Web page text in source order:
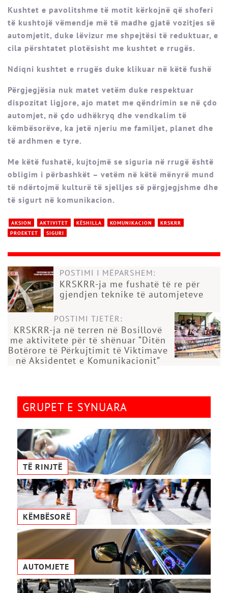
Kushtet e pavolitshme të motit kërkojnë që shoferi
të kushtojë vëmendje më të madhe gjatë vozitjes së
automjetit, duke lëvizur me shpejtësi të reduktuar, e
cila përshtatet plotësisht me kushtet e rrugës.
Ndiqni kushtet e rrugës duke klikuar në këtë fushë
Përgjegjësia nuk matet vetëm duke respektuar
dispozitat ligjore, ajo matet me qëndrimin se në çdo
automjet, në çdo udhëkryq dhe vendkalim të
këmbësorëve, ka jetë njeriu me familjet, planet dhe
të ardhmen e tyre.
Me këtë fushatë, kujtojmë se siguria në rrugë është
obligim i përbashkët – vetëm në këtë mënyrë mund
të ndërtojmë kulturë të sjelljes së përgjegjshme dhe
të sigurt në komunikacion.
AKSION AKTIVITET KËSHILLA KOMUNIKACION
KRSKRR
PROEKTET
SIGURI
POSTIMI I MËPARSHEM:
KRSKRR-ja me fushatë të re për
gjendjen teknike të automjeteve
POSTIMI TJETËR:
KRSKRR-ja në terren në Bosillovë
me aktivitete për të shënuar “Ditën
Botërore të Përkujtimit të Viktimave
në Aksidentet e Komunikacionit”
GRUPET E SYNUARA
TË RINJTË
KËMBËSORË
AUTOMJETE